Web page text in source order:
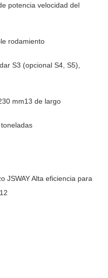
potencia velocidad del
rodamiento
S3 (opcional S4, S5),
mm13 de largo